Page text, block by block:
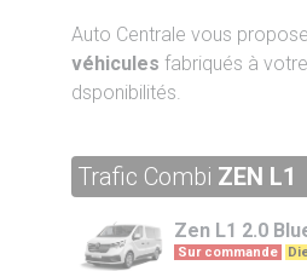
Auto Centrale vous
véhicules fabriqués à
dsponibilités.
Trafic Combi ZEN L1
Zen L1 2.0
Sur commande